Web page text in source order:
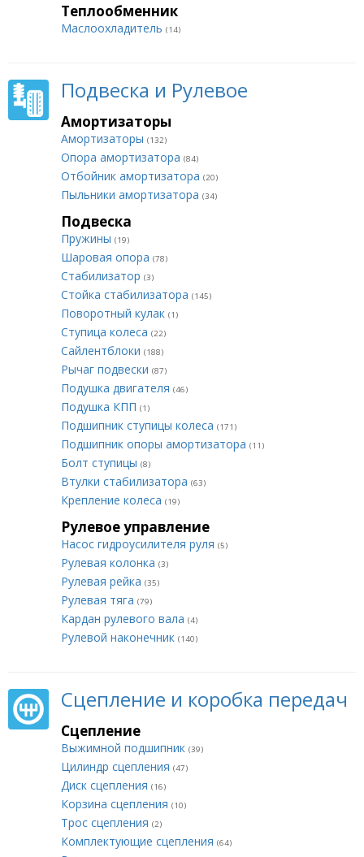
Теплообменник
Маслоохладитель (14)
Подвеска и Рулевое
Амортизаторы
Амортизаторы (132)
Опора амортизатора (84)
Отбойник амортизатора (20)
Пыльники амортизатора (34)
Подвеска
Пружины (19)
Шаровая опора (78)
Стабилизатор (3)
Стойка стабилизатора (145)
Поворотный кулак (1)
Ступица колеса (22)
Сайлентблоки (188)
Рычаг подвески (87)
Подушка двигателя (46)
Подушка КПП (1)
Подшипник ступицы колеса (171)
Подшипник опоры амортизатора (11)
Болт ступицы (8)
Втулки стабилизатора (63)
Крепление колеса (19)
Рулевое управление
Насос гидроусилителя руля (5)
Рулевая колонка (3)
Рулевая рейка (35)
Рулевая тяга (79)
Кардан рулевого вала (4)
Рулевой наконечник (140)
Сцепление и коробка передач
Сцепление
Выжимной подшипник (39)
Цилиндр сцепления (47)
Диск сцепления (16)
Корзина сцепления (10)
Трос сцепления (2)
Комплектующие сцепления (64)